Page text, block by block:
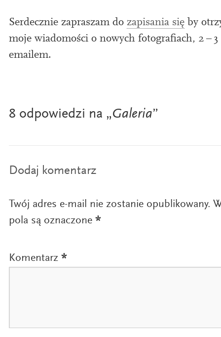
Serdecznie zapraszam do zap­is­ania się by
moje wiado­mości o now­ych foto­grafiach, 2 – 3
emailem.
8 odpowiedzi na „Galeria”
Dodaj komentarz
Twój adres e-mail nie zostanie opublikowany.
pola są oznaczone *
Komentarz *